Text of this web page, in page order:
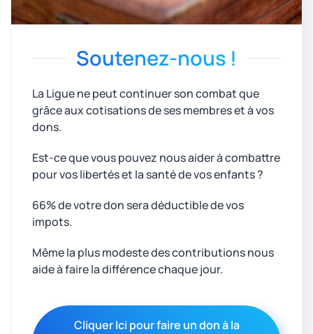
Soutenez-nous !
La Ligue ne peut continuer son combat que
grâce aux cotisations de ses membres et à vos
dons.
Est-ce que vous pouvez nous aider à combattre
pour vos libertés et la santé de vos enfants ?
66% de votre don sera déductible de vos
impots.
Même la plus modeste des contributions nous
aide à faire la différence chaque jour.
Cliquer Ici pour faire un don à la